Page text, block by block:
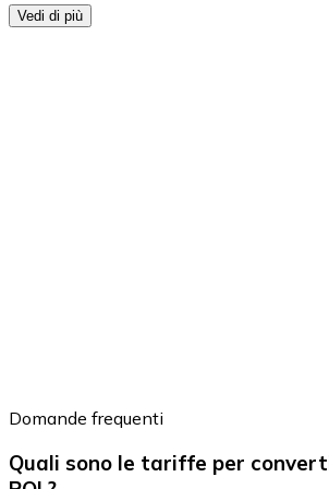
Vedi di più
Domande frequenti
Quali sono le tariffe per